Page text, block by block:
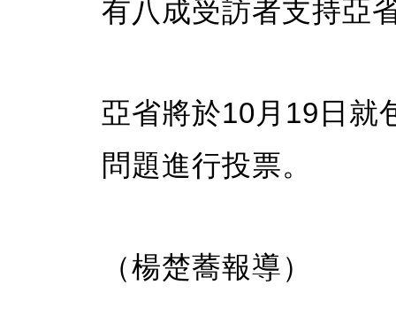
有八成受訪者支持亞
亞省將於10月19日就
問題進行投票。
（楊楚蕎報導）